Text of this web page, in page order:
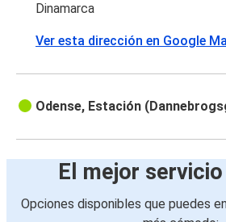
Dinamarca
Ver esta dirección en Google
Odense, Estación
El mejor
Opciones disponibles que puedes